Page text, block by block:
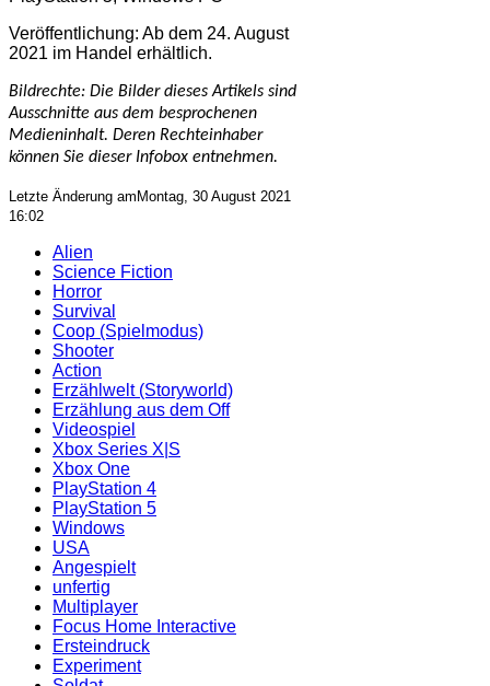
Veröffentlichung: Ab dem 24. August
2021 im Handel erhältlich.
Bildrechte: Die Bilder dieses Artikels sind
Ausschnitte aus dem besprochenen
Medieninhalt. Deren Rechteinhaber
können Sie dieser Infobox entnehmen.
Letzte Änderung amMontag, 30 August 2021
16:02
Alien
Science Fiction
Horror
Survival
Coop (Spielmodus)
Shooter
Action
Erzählwelt (Storyworld)
Erzählung aus dem Off
Videospiel
Xbox Series X|S
Xbox One
PlayStation 4
PlayStation 5
Windows
USA
Angespielt
unfertig
Multiplayer
Focus Home Interactive
Ersteindruck
Experiment